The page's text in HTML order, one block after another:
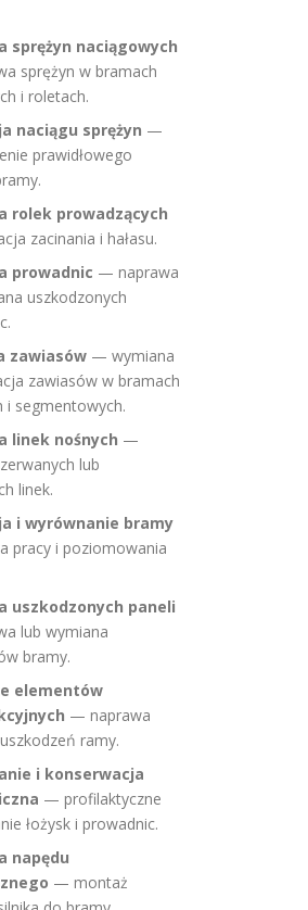
sprężyn naciągowych
sprężyn w bramach
i roletach.
naciągu sprężyn —
prawidłowego
rolek prowadzących
zacinania i hałasu.
prowadnic — naprawa
uszkodzonych
zawiasów — wymiana
zawiasów w bramach
i segmentowych.
linek nośnych —
lub
linek.
i wyrównanie bramy
pracy i poziomowania
uszkodzonych paneli
lub wymiana
bramy.
elementów
— naprawa
ramy.
i konserwacja
— profilaktyczne
łożysk i prowadnic.
napędu
— montaż